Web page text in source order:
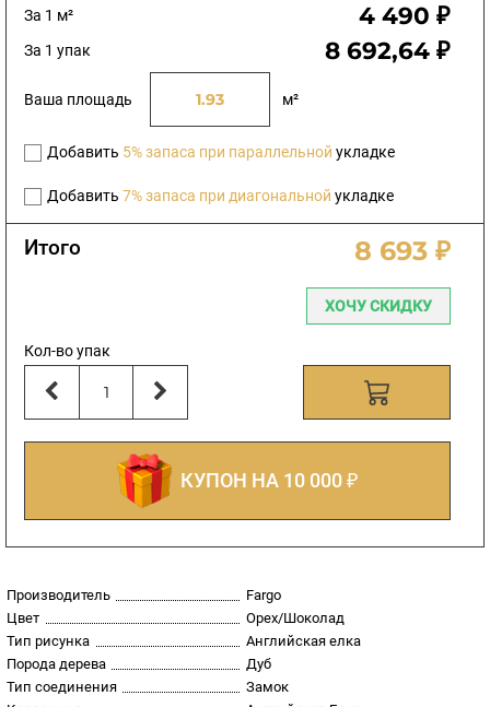
За 1 м² 4 490 ₽
За 1 упак 8 692,64 ₽
Ваша площадь м²
Добавить 5% запаса при параллельной укладке
Добавить 7% запаса при диагональной укладке
Итого 8 693 ₽
ХОЧУ СКИДКУ
Кол-во упак
КУПОН НА 10 000 ₽
Производитель
Fargo
Цвет
Орех/Шоколад
Тип рисунка
Английская елка
Порода дерева
Дуб
Тип соединения
Замок